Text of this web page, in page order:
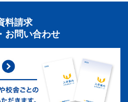
料請求
お問い合わせ